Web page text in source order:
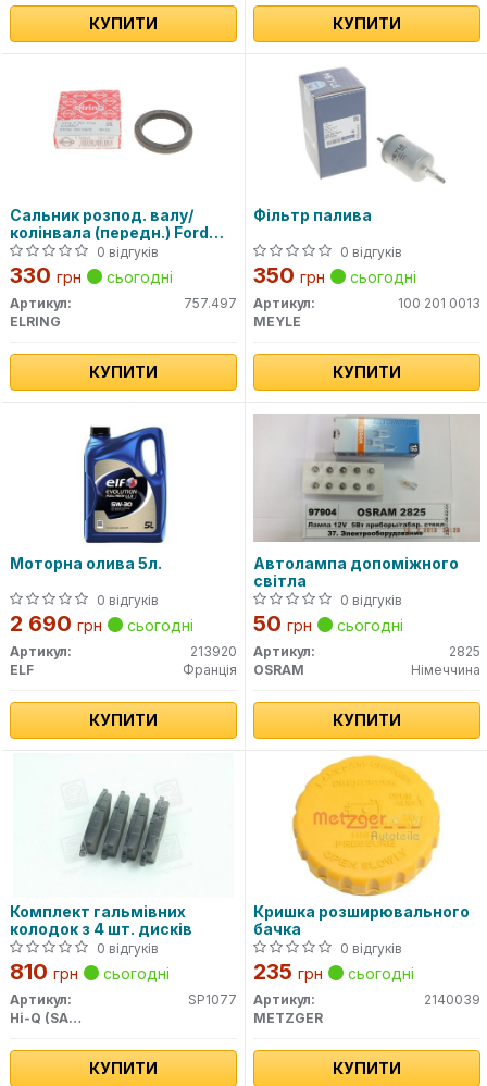
КУПИТИ КУПИТИ
Сальник розпод. валу/
колінвала (передн.) Ford
Tran
0 відгуків
330 грн сьогодні
Артикул:
757.497
ELRING
КУПИТИ
Фільтр палива
0 відгуків
350 грн сьогодні
Артикул:
100 201 0013
MEYLE
КУПИТИ
Моторна олива 5л.
0 відгуків
2 690 грн сьогодні
Артикул:
213920
ELF
Франція
КУПИТИ
Автолампа допоміжного
світла
0 відгуків
50 грн сьогодні
Артикул:
2825
OSRAM
Німеччина
КУПИТИ
Комплект гальмівних
колодок з 4 шт. дисків
0 відгуків
810 грн сьогодні
Артикул:
SP1077
Hi-Q (SANGSIN)
КУПИТИ
Кришка розширювального
бачка
0 відгуків
235 грн сьогодні
Артикул:
2140039
METZGER
КУПИТИ